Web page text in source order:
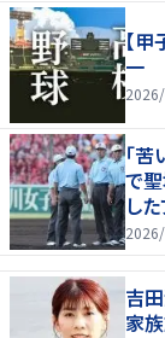
【
一
｢苦
で
し
吉
家